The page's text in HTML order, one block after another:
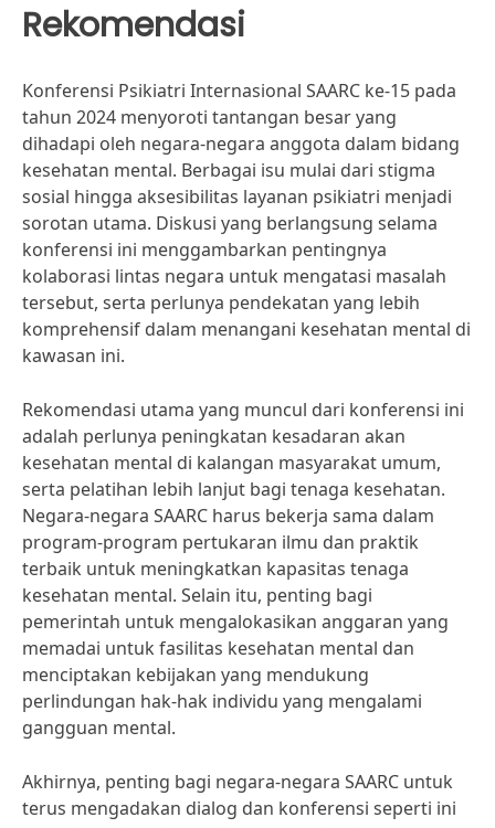
Rekomendasi
Konferensi Psikiatri Internasional SAARC ke-15 pada
tahun 2024 menyoroti tantangan besar yang
dihadapi oleh negara-negara anggota dalam bidang
kesehatan mental. Berbagai isu mulai dari stigma
sosial hingga aksesibilitas layanan psikiatri menjadi
sorotan utama. Diskusi yang berlangsung selama
konferensi ini menggambarkan pentingnya
kolaborasi lintas negara untuk mengatasi masalah
tersebut, serta perlunya pendekatan yang lebih
komprehensif dalam menangani kesehatan mental di
kawasan ini.
Rekomendasi utama yang muncul dari konferensi ini
adalah perlunya peningkatan kesadaran akan
kesehatan mental di kalangan masyarakat umum,
serta pelatihan lebih lanjut bagi tenaga kesehatan.
Negara-negara SAARC harus bekerja sama dalam
program-program pertukaran ilmu dan praktik
terbaik untuk meningkatkan kapasitas tenaga
kesehatan mental. Selain itu, penting bagi
pemerintah untuk mengalokasikan anggaran yang
memadai untuk fasilitas kesehatan mental dan
menciptakan kebijakan yang mendukung
perlindungan hak-hak individu yang mengalami
gangguan mental.
Akhirnya, penting bagi negara-negara SAARC untuk
terus mengadakan dialog dan konferensi seperti ini